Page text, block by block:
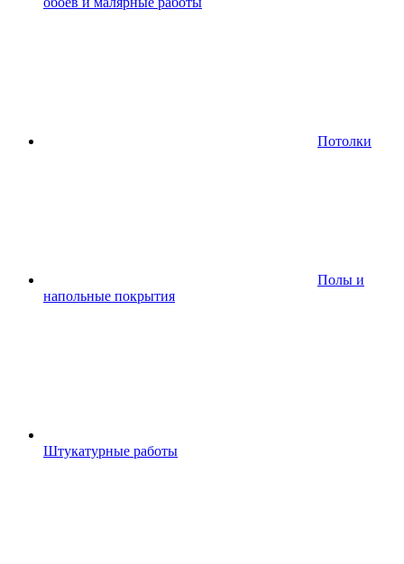
Потолки
Полы и
напольные покрытия
Штукатурные работы